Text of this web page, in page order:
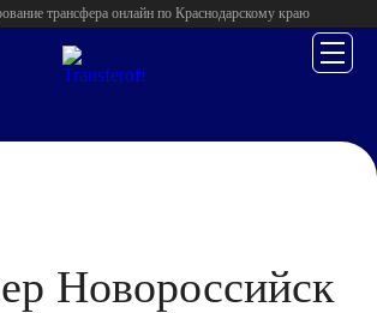
трансфера онлайн по Краснодарскому краю
Новороссийск